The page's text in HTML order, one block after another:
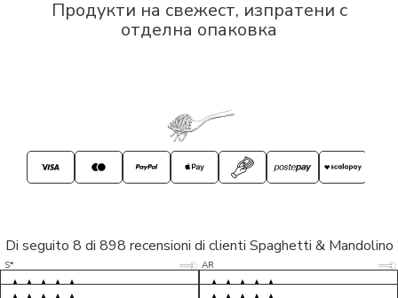
Продукти на свежест, изпратени с
отделна опаковка
Di seguito 8 di 898 recensioni di clienti Spaghetti & Mandolino
S* 5/5
LP 5/5
M* 5/5
AR 5/5
D* 5/5
S* 5/5